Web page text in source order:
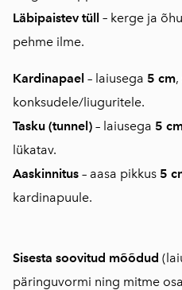
Läbipaistev tüll – kerge ja
pehme ilme.
Kardinapael – laiusega 5 cm
konksudele/liuguritele.
Tasku (tunnel) – laiusega 5
lükatav.
Aaskinnitus – aasa pikkus 5
kardinapuule.
Sisesta soovitud mõõdud
päringuvormi ning mitme